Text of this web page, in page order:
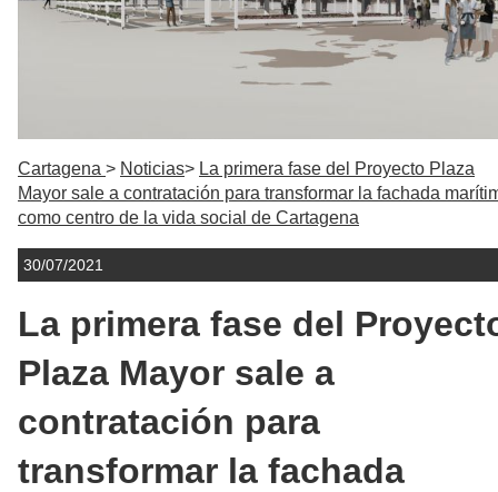
Cartagena Noticias
La primera fase del Proyecto Plaza
Mayor sale a contratación para transformar la fachada
como centro de la vida social de Cartagena
30/07/2021
La primera fase del
Plaza Mayor sale a
contratación para
transformar la fachada